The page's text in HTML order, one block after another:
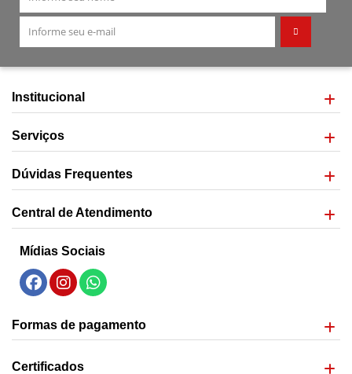
Institucional
Serviços
Dúvidas Frequentes
Central de Atendimento
Mídias Sociais
Formas de pagamento
Certificados